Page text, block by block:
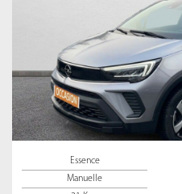
Essence
Manuelle